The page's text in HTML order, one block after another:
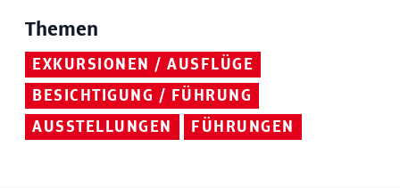
Themen
EXKURSIONEN / AUSFLÜGE
BESICHTIGUNG / FÜHRUNG
AUSSTELLUNGEN
FÜHRUNGEN